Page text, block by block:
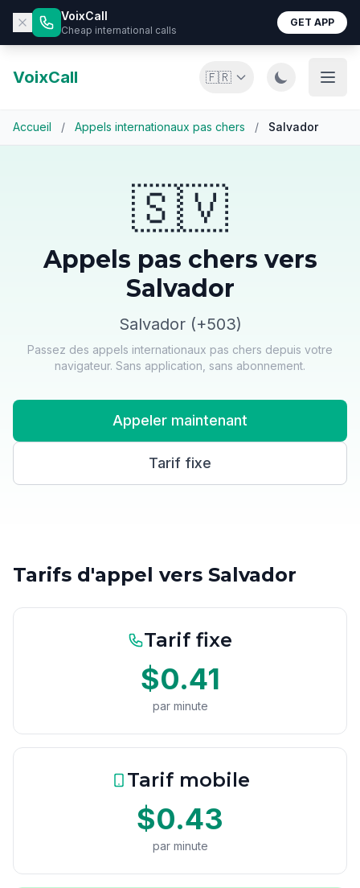
VoixCall
Cheap international calls
GET APP
VoixCall 🇫🇷
Accueil / Appels internationaux pas chers / Salvador
🇸🇻
Appels pas chers vers
Salvador
Salvador (+503)
Passez des appels internationaux pas chers depuis votre
navigateur. Sans application, sans abonnement.
Appeler maintenant
Tarif fixe
Tarifs d'appel vers Salvador
Tarif fixe
$0.41
par minute
Tarif mobile
$0.43
par minute